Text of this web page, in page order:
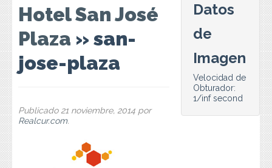
Empresas
Preguntas Frecuentes
Hotel San José
Plaza » san-
jose-plaza
Publicado21 noviembre, 2014 por
Realcur.com.
Datos
de
Imagen
Velocidad de
Obturador:
1/inf second